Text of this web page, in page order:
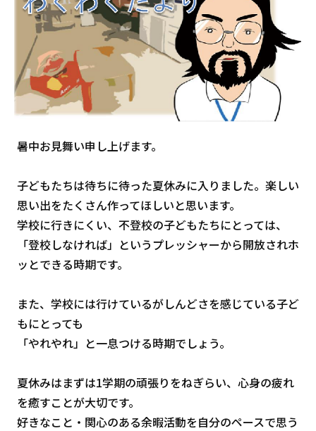
暑中お見舞い申し上げます。
子どもたちは待ちに待った夏休みに入りました。楽しい
思い出をたくさん作ってほしいと思います。
学校に行きにくい、不登校の子どもたちにとっては、
「登校しなければ」というプレッシャーから開放されホ
ッとできる時期です。
また、学校には行けているがしんどさを感じている子ど
もにとっても
「やれやれ」と一息つける時期でしょう。
夏休みはまずは1学期の頑張りをねぎらい、心身の疲れ
を癒すことが大切です。
好きなこと・関心のある余暇活動を自分のペースで思う